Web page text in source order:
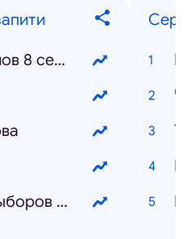
Игра престолов 8 сезон
Результаты выборов 2019